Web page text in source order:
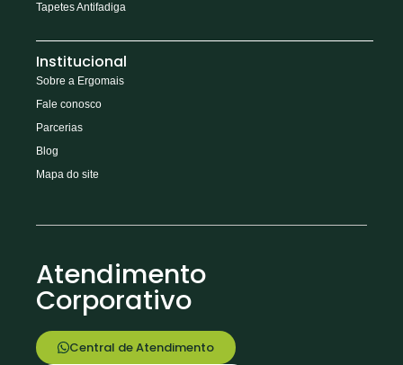
Tapetes Antifadiga
Institucional
Sobre a Ergomais
Fale conosco
Parcerias
Blog
Mapa do site
Atendimento
Corporativo
Central de Atendimento